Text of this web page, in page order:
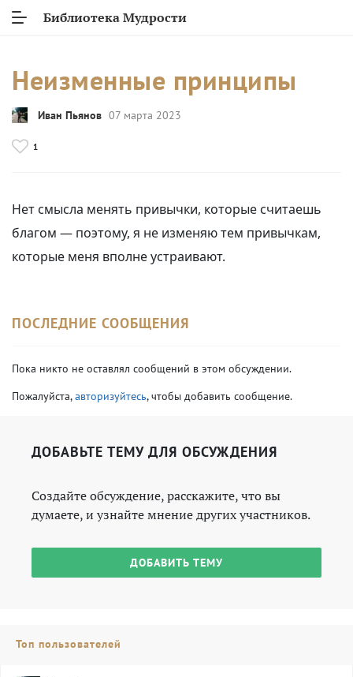
Библиотека Мудрости
Неизменные принципы
Иван Пьянов 07 марта 2023
1
Нет смысла менять привычки, которые считаешь
благом — поэтому, я не изменяю тем привычкам,
которые меня вполне устраивают.
ПОСЛЕДНИЕ СООБЩЕНИЯ
Пока никто не оставлял сообщений в этом обсуждении.
Пожалуйста,авторизуйтесь, чтобы добавить сообщение.
ДОБАВЬТЕ ТЕМУ ДЛЯ ОБСУЖДЕНИЯ
Создайте обсуждение, расскажите, что вы
думаете, и узнайте мнение других участников.
ДОБАВИТЬ ТЕМУ
Топ пользователей